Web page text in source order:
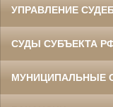
УПРАВЛЕНИЕ
СУДЫ СУБЪЕКТА
МУНИЦИПАЛЬНЫЕ